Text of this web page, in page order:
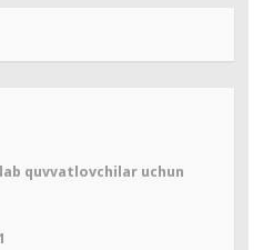
quvvatlovchilar uchun